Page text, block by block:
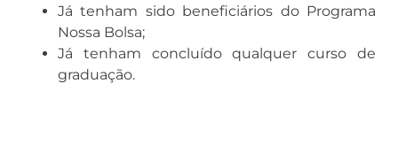
Já tenham sido beneficiários do Programa
Nossa Bolsa;
Já tenham concluído qualquer curso de
graduação.